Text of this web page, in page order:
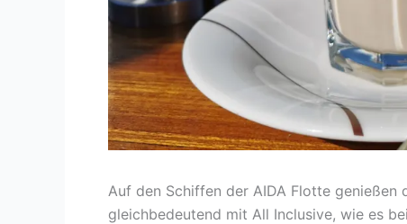
Auf den Schiffen der AIDA Flotte genießen
gleichbedeutend mit All Inclusive, wie es